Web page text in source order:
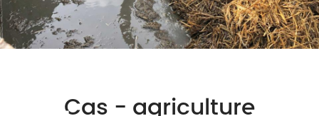
Cas - agriculture